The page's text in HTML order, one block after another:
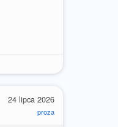
24 lipca 2026
proza